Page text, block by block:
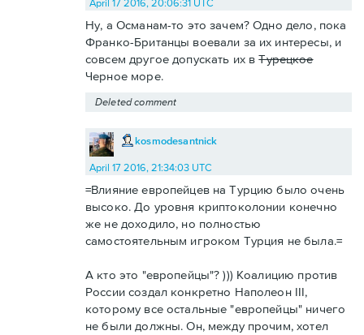
April 17 2016, 20:06:31 UTC
Ну, а Османам-то это зачем? Одно дело, пока
Франко-Британцы воевали за их интересы, и
совсем другое допускать их вТурецкое
Черное море.
Deleted comment
kosmodesantnick
April 17 2016, 21:34:03 UTC
=Влияние европейцев на Турцию было очень
высоко. До уровня криптоколонии конечно
же не доходило, но полностью
самостоятельным игроком Турция не была.=
А кто это "европейцы"? ))) Коалицию против
России создал конкретно Наполеон III,
которому все остальные "европейцы" ничего
не были должны. Он, между прочим, хотел